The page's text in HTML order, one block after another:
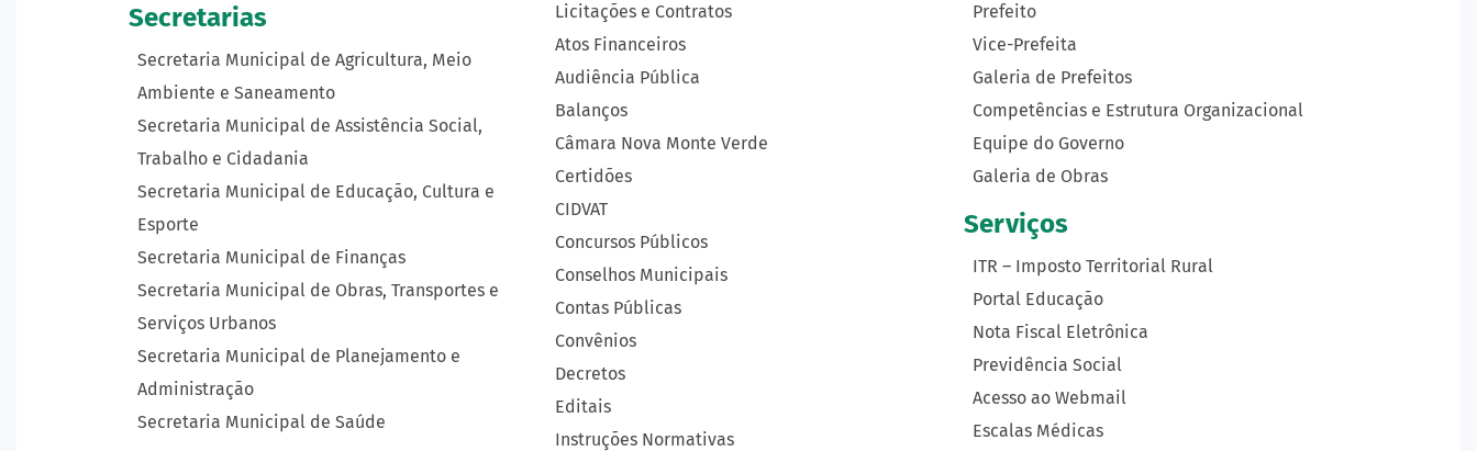
Secretarias
Secretaria Municipal de Agricultura, Meio
Ambiente e Saneamento
Secretaria Municipal de Assistência Social,
Trabalho e Cidadania
Secretaria Municipal de Educação, Cultura e
Esporte
Secretaria Municipal de Finanças
Secretaria Municipal de Obras, Transportes e
Serviços Urbanos
Secretaria Municipal de Planejamento e
Administração
Secretaria Municipal de Saúde
Licitações e Contratos
Atos Financeiros
Audiência Pública
Balanços
Câmara Nova Monte Verde
Certidões
CIDVAT
Concursos Públicos
Conselhos Municipais
Contas Públicas
Convênios
Decretos
Editais
Instruções Normativas
Prefeito
Vice-Prefeita
Galeria de Prefeitos
Competências e Estrutura Organizacional
Equipe do Governo
Galeria de Obras
Serviços
ITR – Imposto Territorial Rural
Portal Educação
Nota Fiscal Eletrônica
Previdência Social
Acesso ao Webmail
Escalas Médicas